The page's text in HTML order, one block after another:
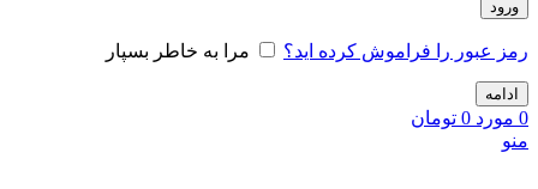
ورود
رمز عبور را فراموش کرده اید؟ مرا به خاطر بسپار
ادامه
0 مورد 0 تومان
منو